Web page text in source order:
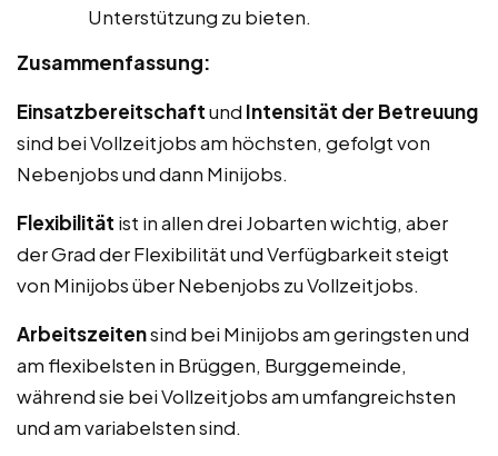
Unterstützung zu bieten.
Zusammenfassung:
Einsatzbereitschaftund Intensität der Betreuung
sind bei Vollzeitjobs am höchsten, gefolgt von
Nebenjobs und dann Minijobs.
Flexibilität ist in allen drei Jobarten wichtig, aber
der Grad der Flexibilität und Verfügbarkeit steigt
von Minijobs über Nebenjobs zu Vollzeitjobs.
Arbeitszeitensind bei Minijobs am geringsten und
am flexibelsten in Brüggen, Burggemeinde,
während sie bei Vollzeitjobs am umfangreichsten
und am variabelsten sind.